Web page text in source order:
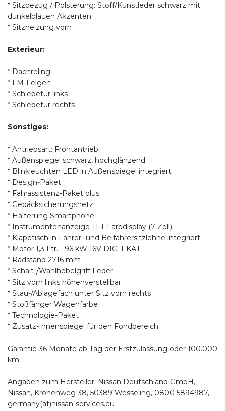
* Sitzbezug / Polsterung: Stoff/Kunstleder schwarz mit
dunkelblauen Akzenten
* Sitzheizung vorn
Exterieur:
* Dachreling
* LM-Felgen
* Schiebetür links
* Schiebetür rechts
Sonstiges:
* Antriebsart: Frontantrieb
* Außenspiegel schwarz, hochglänzend
* Blinkleuchten LED in Außenspiegel integriert
* Design-Paket
* Fahrassistenz-Paket plus
* Gepäcksicherungsnetz
* Halterung Smartphone
* Instrumentenanzeige TFT-Farbdisplay (7 Zoll)
* Klapptisch in Fahrer- und Beifahrersitzlehne integriert
* Motor 1,3 Ltr. - 96 kW 16V DIG-T KAT
* Radstand 2716 mm
* Schalt-/Wählhebelgriff Leder
* Sitz vorn links höhenverstellbar
* Stau-/Ablagefach unter Sitz vorn rechts
* Stoßfänger Wagenfarbe
* Technologie-Paket
* Zusatz-Innenspiegel für den Fondbereich
Garantie 36 Monate ab Tag der Erstzulassung oder 100.000
km
Angaben zum Hersteller: Nissan Deutschland GmbH,
Nissan, Kronenweg 38, 50389 Wesseling, 0800 5894987,
germany(at)nissan-services.eu